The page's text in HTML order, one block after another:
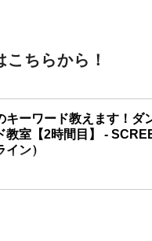
ちらから！
キーワード教えます！ダ
教室【2時間目】 -
ン）
ビシリーズ最新作の『ファン